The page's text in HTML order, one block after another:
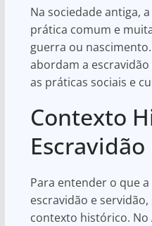
Na sociedade antiga,
prática comum e
guerra ou
abordam a
as práticas sociais e
Contexto
Para entender o que
escravidão e
contexto histórico. No